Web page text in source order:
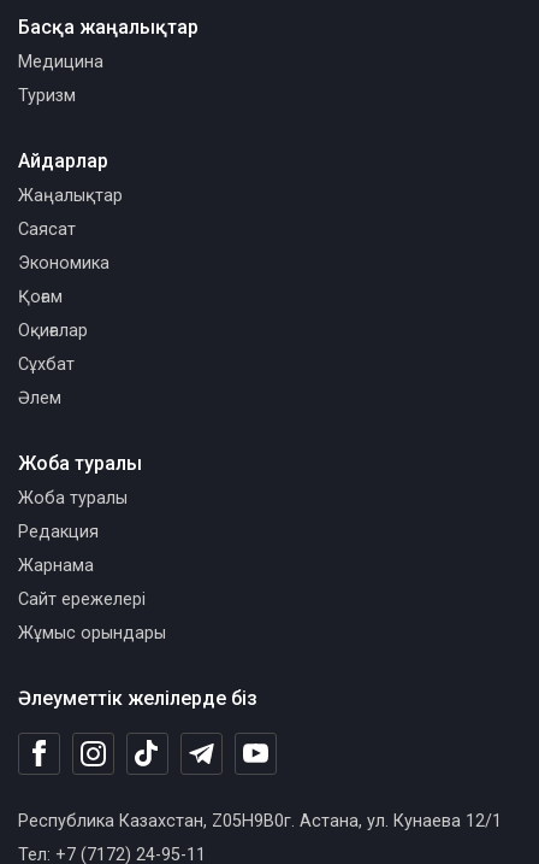
Басқа жаңалықтар
Медицина
Туризм
Әлеуметтік желілерде біз
Республика Казахстан, Z05H9B0г. Астана, ул. Кунаева 12/1
Тел: +7 (7172) 24-95-11
Айдарлар
Жаңалықтар
Саясат
Экономика
Қоғам
Оқиғалар
Сұхбат
Әлем
Жоба туралы
Жоба туралы
Редакция
Жарнама
Сайт ережелері
Жұмыс орындары